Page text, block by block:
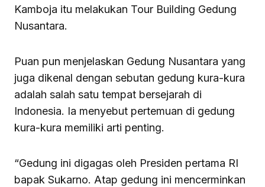
Kamboja itu melakukan Tour Building Gedung
Nusantara.
Puan pun menjelaskan Gedung Nusantara yang
juga dikenal dengan sebutan gedung kura-kura
adalah salah satu tempat bersejarah di
Indonesia. Ia menyebut pertemuan di gedung
kura-kura memiliki arti penting.
“Gedung ini digagas oleh Presiden pertama RI
bapak Sukarno. Atap gedung ini mencerminkan